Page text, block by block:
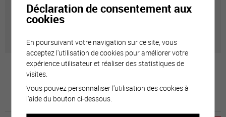
Géolocalisation de tous les points d'intérêt de la Ville
de Sierre.
Déclaration de consentement aux
cookies
En poursuivant votre navigation sur ce site, vous
acceptez l'utilisation de cookies pour améliorer votre
expérience utilisateur et réaliser des statistiques de
visites.
Vous pouvez personnaliser l'utilisation des cookies à
l'aide du bouton ci-dessous.